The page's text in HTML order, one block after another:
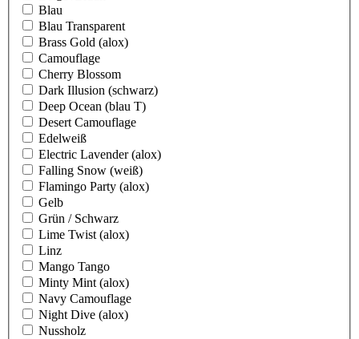
Blau
Blau Transparent
Brass Gold (alox)
Camouflage
Cherry Blossom
Dark Illusion (schwarz)
Deep Ocean (blau T)
Desert Camouflage
Edelweiß
Electric Lavender (alox)
Falling Snow (weiß)
Flamingo Party (alox)
Gelb
Grün / Schwarz
Lime Twist (alox)
Linz
Mango Tango
Minty Mint (alox)
Navy Camouflage
Night Dive (alox)
Nussholz